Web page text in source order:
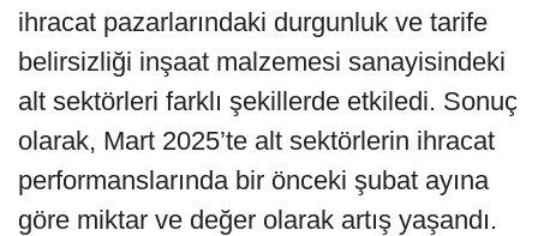
ihracat pazarlarındaki durgunluk ve tarife
belirsizliği inşaat malzemesi sanayisindeki
alt sektörleri farklı şekillerde etkiledi. Sonuç
olarak, Mart 2025’te alt sektörlerin ihracat
performanslarında bir önceki şubat ayına
göre miktar ve değer olarak artış yaşandı.